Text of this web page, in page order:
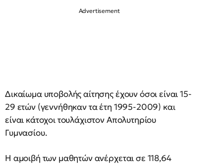
Δικαίωμα υποβολής αίτησης έχουν όσοι είναι 15-
29 ετών (γεννήθηκαν τα έτη 1995-2009) και
είναι κάτοχοι τουλάχιστον Απολυτηρίου
Γυμνασίου.
Η αμοιβή των μαθητών ανέρχεται σε 118,64